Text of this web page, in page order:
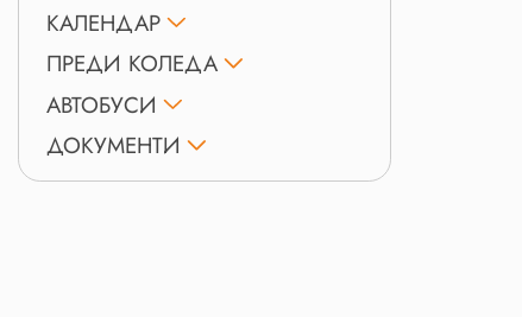
КАЛЕНДАР
ПРЕДИ КОЛЕДА
АВТОБУСИ
ДОКУМЕНТИ